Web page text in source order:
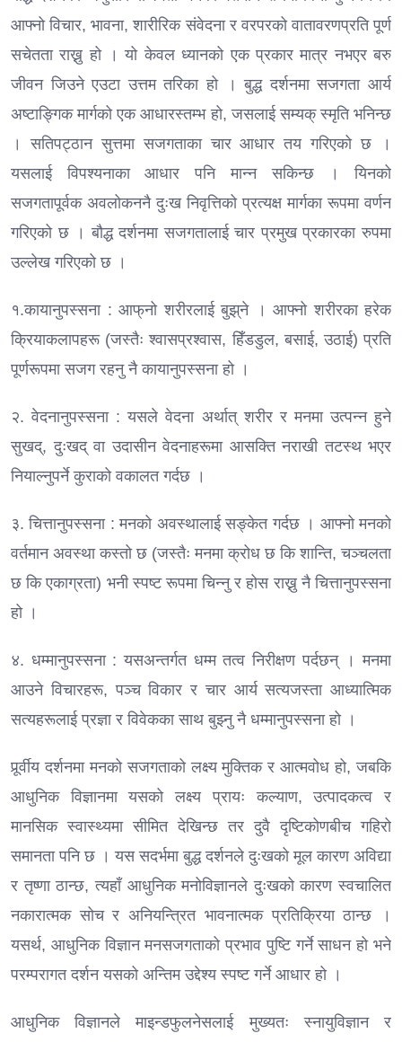
आफ्नो विचार, भावना, शारीरिक संवेदना र वरपरको वातावरणप्रति पूर्ण
सचेतता राख्नु हो । यो केवल ध्यानको एक प्रकार मात्र नभएर बरु
जीवन जिउने एउटा उत्तम तरिका हो । बुद्ध दर्शनमा सजगता आर्य
अष्टाङ्गिक मार्गको एक आधारस्तम्भ हो, जसलाई सम्यक् स्मृति भनिन्छ
। सतिपट्ठान सुत्तमा सजगताका चार आधार तय गरिएको छ ।
यसलाई विपश्यनाका आधार पनि मान्न सकिन्छ । यिनको
सजगतापूर्वक अवलोकननै दुःख निवृत्तिको प्रत्यक्ष मार्गका रूपमा वर्णन
गरिएको छ । बौद्ध दर्शनमा सजगतालाई चार प्रमुख प्रकारका रुपमा
उल्लेख गरिएको छ ।
१.कायानुपस्सना : आफ्‌नो शरीरलाई बुझ्‌ने । आफ्नो शरीरका हरेक
क्रियाकलापहरू (जस्तैः श्वासप्रश्वास, हिँडडुल, बसाई, उठाई) प्रति
पूर्णरूपमा सजग रहनु नै कायानुपस्सना हो ।
२. वेदनानुपस्सना : यसले वेदना अर्थात् शरीर र मनमा उत्पन्न हुने
सुखद्, दुःखद् वा उदासीन वेदनाहरूमा आसक्ति नराखी तटस्थ भएर
नियाल्नुपर्ने कुराको वकालत गर्दछ ।
३. चित्तानुपस्सना : मनको अवस्थालाई सङ्केत गर्दछ । आफ्नो मनको
वर्तमान अवस्था कस्तो छ (जस्तैः मनमा क्रोध छ कि शान्ति, चञ्चलता
छ कि एकाग्रता) भनी स्पष्ट रूपमा चिन्नु र होस राख्नु नै चित्तानुपस्सना
हो ।
४. धम्मानुपस्सना : यसअन्तर्गत धम्म तत्व निरीक्षण पर्दछन् । मनमा
आउने विचारहरू, पञ्च विकार र चार आर्य सत्यजस्ता आध्यात्मिक
सत्यहरूलाई प्रज्ञा र विवेकका साथ बुझ्नु नै धम्मानुपस्सना हो ।
पूर्र्वीय दर्शनमा मनको सजगताको लक्ष्य मुक्तिक र आत्मवोध हो, जबकि
आधुनिक विज्ञानमा यसको लक्ष्य प्रायः कल्याण, उत्पादकत्व र
मानसिक स्वास्थ्यमा सीमित देखिन्छ तर दुवै दृष्टिकोणबीच गहिरो
समानता पनि छ । यस सदर्भमा बुद्ध दर्शनले दुःखको मूल कारण अविद्या
र तृष्णा ठान्छ, त्यहाँ आधुनिक मनोविज्ञानले दुःखको कारण स्वचालित
नकारात्मक सोच र अनियन्त्रित भावनात्मक प्रतिक्रिया ठान्छ ।
यसर्थ, आधुनिक विज्ञान मनसजगताको प्रभाव पुष्टि गर्ने साधन हो भने
परम्परागत दर्शन यसको अन्तिम उद्देश्य स्पष्ट गर्ने आधार हो ।
आधुनिक विज्ञानले माइन्डफुलनेसलाई मुख्यतः स्नायुविज्ञान र